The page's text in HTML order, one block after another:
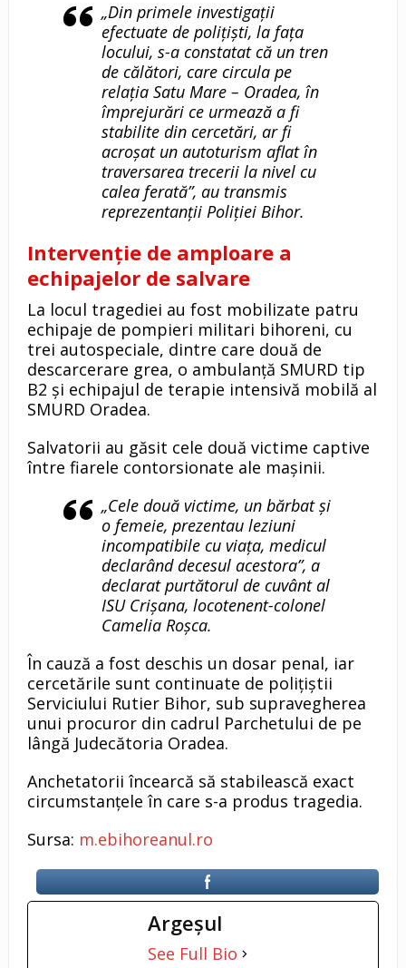
„Din primele investigații
efectuate de polițiști, la fața
locului, s-a constatat că un tren
de călători, care circula pe
relația Satu Mare – Oradea, în
împrejurări ce urmează a fi
stabilite din cercetări, ar fi
acroșat un autoturism aflat în
traversarea trecerii la nivel cu
calea ferată”, au transmis
reprezentanții Poliției Bihor.
Intervenție de amploare a
echipajelor de salvare
La locul tragediei au fost mobilizate patru
echipaje de pompieri militari bihoreni, cu
trei autospeciale, dintre care două de
descarcerare grea, o ambulanță SMURD tip
B2 și echipajul de terapie intensivă mobilă al
SMURD Oradea.
Salvatorii au găsit cele două victime captive
între fiarele contorsionate ale mașinii.
„Cele două victime, un bărbat și
o femeie, prezentau leziuni
incompatibile cu viața, medicul
declarând decesul acestora”, a
declarat purtătorul de cuvânt al
ISU Crișana, locotenent-colonel
Camelia Roșca.
În cauză a fost deschis un dosar penal, iar
cercetările sunt continuate de polițiștii
Serviciului Rutier Bihor, sub supravegherea
unui procuror din cadrul Parchetului de pe
lângă Judecătoria Oradea.
Anchetatorii încearcă să stabilească exact
circumstanțele în care s-a produs tragedia.
Sursa: m.ebihoreanul.ro
Argeşul
See Full Bio